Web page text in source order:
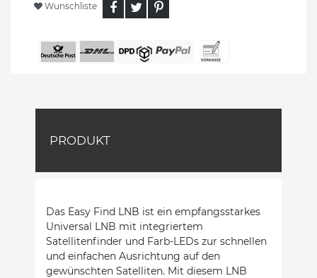
Wunschliste
PRODUKT
Das Easy Find LNB ist ein empfangsstarkes
Universal LNB mit integriertem
Satellitenfinder und Farb-LEDs zur schnellen
und einfachen Ausrichtung auf den
gewünschten Satelliten. Mit diesem LNB